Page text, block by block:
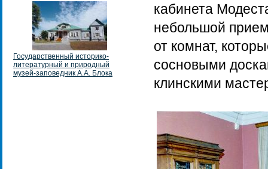
Государственный историко-
литературный и природный
музей-заповедник А.А. Блока
кабинета
небольшой
от комнат,
сосновыми
клинскими